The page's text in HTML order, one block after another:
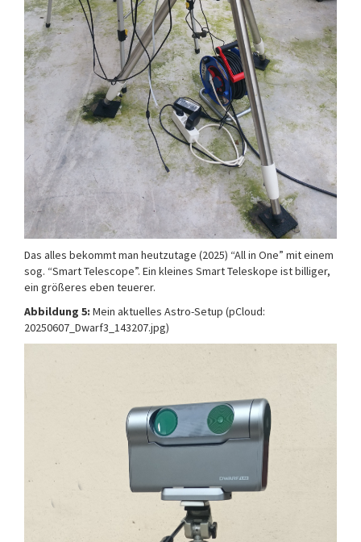
Das alles bekommt man heutzutage (2025) “All in One” mit einem
sog. “Smart Telescope”. Ein kleines Smart Teleskope ist billiger,
ein größeres eben teuerer.
Abbildung 5: Mein aktuelles Astro-Setup (pCloud:
20250607_Dwarf3_143207.jpg)